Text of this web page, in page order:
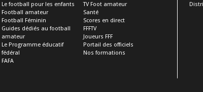
Le football pour les enfants
Football amateur
Football Féminin
Guides dédiés au football
amateur
Le Programme éducatif
fédéral
FAFA
TV Foot amateur
Santé
Scores en direct
FFFTV
Joueurs FFF
Portail des officiels
Nos formations